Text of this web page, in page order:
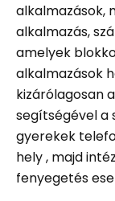
alkalmazások,
alkalmazás,
amelyek
alkalmazások
kizárólagosan
segítségével a
gyerekek
hely , majd
fenyegetés